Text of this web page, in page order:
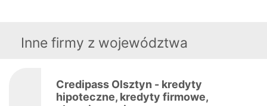
Inne firmy z województwa
Credipass Olsztyn - kredyty
hipoteczne, kredyty firmowe,